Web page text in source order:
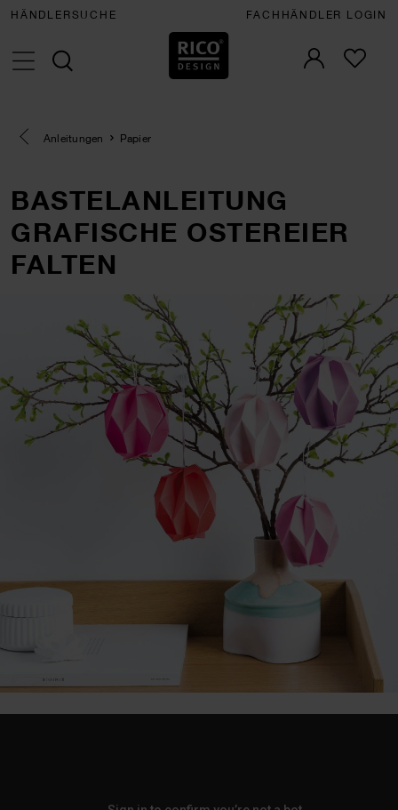
HÄNDLERSUCHE FACHHÄNDLER LOGIN
Eine Kategorie zurück navigieren
Anleitungen Papier
BASTELANLEITUNG
GRAFISCHE OSTEREIER
FALTEN